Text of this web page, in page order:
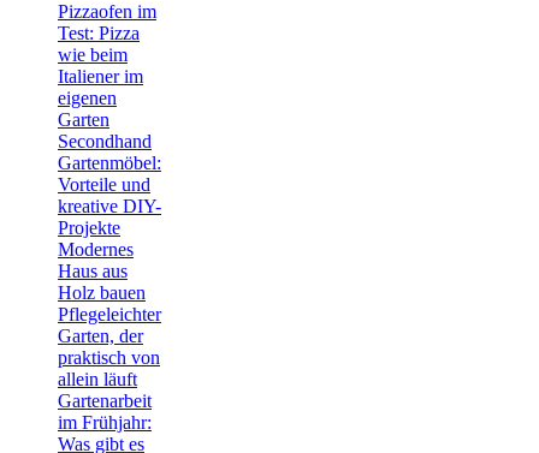
Pizzaofen im
Test: Pizza
wie beim
Italiener im
eigenen
Garten
Secondhand
Gartenmöbel:
Vorteile und
kreative DIY-
Projekte
Modernes
Haus aus
Holz bauen
Pflegeleichter
Garten, der
praktisch von
allein läuft
Gartenarbeit
im Frühjahr:
Was gibt es